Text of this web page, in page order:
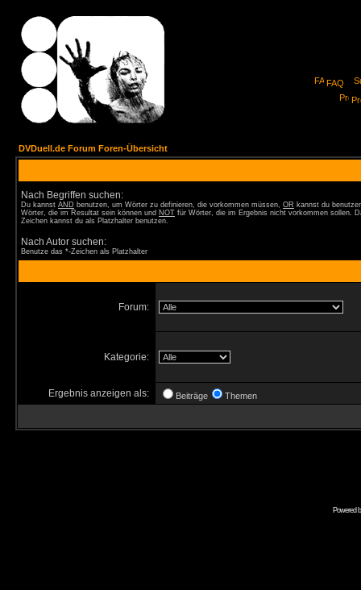
FAQ
DVDuell.de Forum Foren-Übersicht
Nach Begriffen suchen:
Du kannst AND benutzen, um Wörter zu definieren, die vorkommen müssen, OR kannst du
Wörter, die im Resultat sein können und NOT für Wörter, die im Ergebnis nicht vorkommen sollen.
Zeichen kannst du als Platzhalter benutzen.
Nach Autor suchen:
Benutze das *-Zeichen als Platzhalter
Forum:
Kategorie:
Ergebnis anzeigen als: Beiträge Themen
Powered